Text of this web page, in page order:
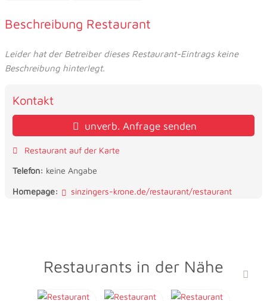
Beschreibung Restaurant
Leider hat der Betreiber dieses Restaurant-Eintrags keine
Beschreibung hinterlegt.
Kontakt
unverb. Anfrage senden
Restaurant auf der Karte
Telefon: keine Angabe
Homepage: sinzingers-krone.de/restaurant/restaurant
Restaurants in der Nähe